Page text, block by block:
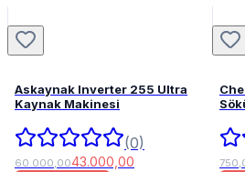
Askaynak Inverter 255 Ultra
Kaynak Makinesi
(0)
60.000,0043.000,00